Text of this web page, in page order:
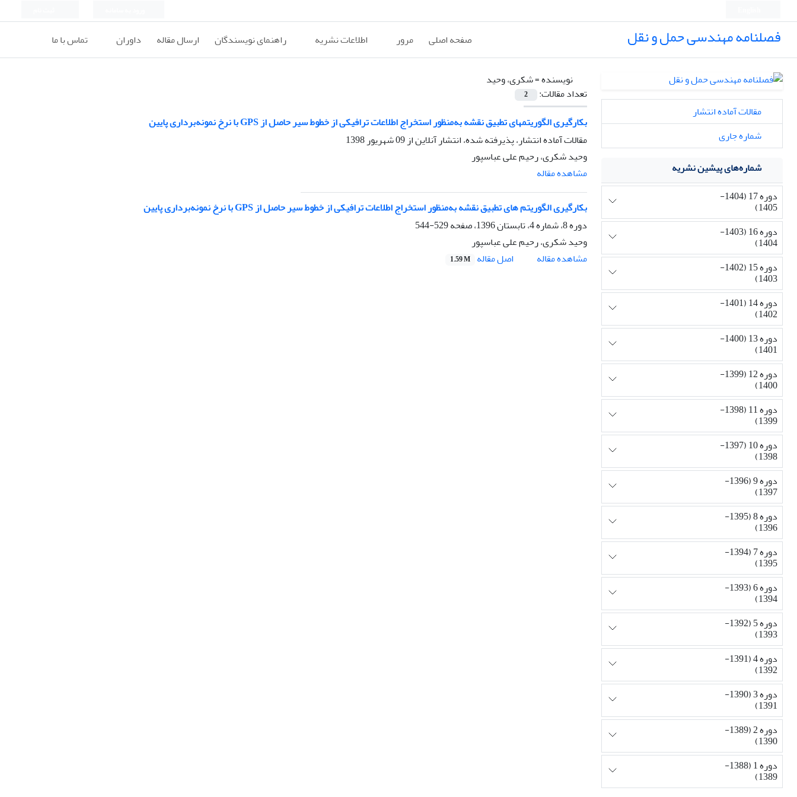
فصلنامه مهندسی حمل و نقل صفحه اصلی مرور اطلاعات نشریه راهنمای نویسندگان ارسال مقاله داوران تماس با ما
نویسنده =شکری، وحید
تعداد مقالات:
2
بکارگیری الگوریتمهای تطبیق نقشه به‌منظور استخراج اطلاعات ترافیکی از خطوط سیر حاصل از GPS با نرخ نمونه‌برداری پایین
مقالات آماده انتشار، پذیرفته شده، انتشار آنلاین از09 شهریور 1398
وحید شکری، رحیم علی عباسپور
مشاهده مقاله
بکارگیری الگوریتم های تطبیق نقشه به‌منظور استخراج اطلاعات ترافیکی از خطوط سیر حاصل از GPS با نرخ نمونه‌برداری پایین
دوره 8، شماره 4، تابستان 1396، صفحه
529-544
وحید شکری، رحیم علی عباسپور
مشاهده مقاله
اصل مقاله 1.59 M
مقالات آماده انتشار
شماره جاری
شماره‌های پیشین نشریه
دوره 17 (1404-
1405)
دوره 16 (1403-
1404)
دوره 15 (1402-
1403)
دوره 14 (1401-
1402)
دوره 13 (1400-
1401)
دوره 12 (1399-
1400)
دوره 11 (1398-
1399)
دوره 10 (1397-
1398)
دوره 9 (1396-
1397)
دوره 8 (1395-
1396)
دوره 7 (1394-
1395)
دوره 6 (1393-
1394)
دوره 5 (1392-
1393)
دوره 4 (1391-
1392)
دوره 3 (1390-
1391)
دوره 2 (1389-
1390)
دوره 1 (1388-
1389)